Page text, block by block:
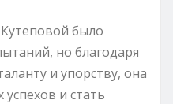
было
но благодаря
и упорству, она
и стать